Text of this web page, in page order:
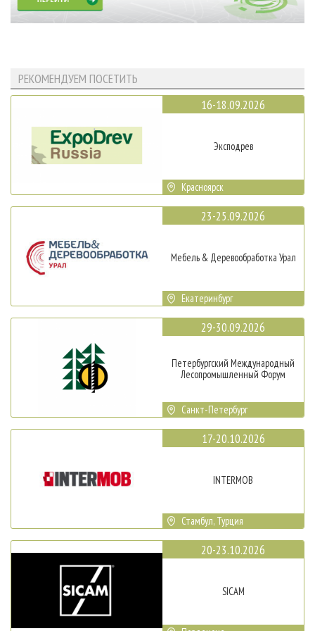
РЕКОМЕНДУЕМ ПОСЕТИТЬ
16-18.09.2026
Эксподрев
Красноярск
23-25.09.2026
Мебель & Деревообработка Урал
Екатеринбург
29-30.09.2026
Петербургский Международный
Лесопромышленный Форум
Санкт-Петербург
17-20.10.2026
INTERMOB
Стамбул, Турция
20-23.10.2026
SICAM